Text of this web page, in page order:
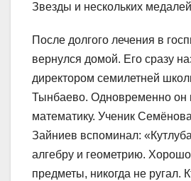
Звезды и нескольких
После долгого лечения в
вернулся домой. Его сразу
директором семилетней
Тынбаево. Одновременно он
математику. Ученик
Зайниев вспоминал:
алгебру и геометрию.
предметы, никогда не ругал.